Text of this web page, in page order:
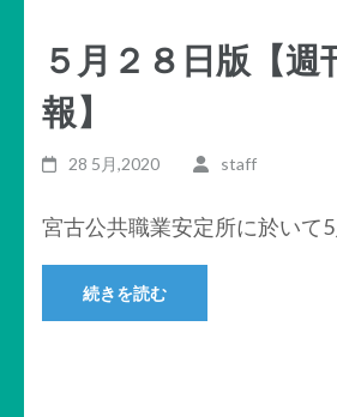
５月２８日版【週
報】
28 5月,2020 staff
宮古公共職業安定所に於いて
続きを読む